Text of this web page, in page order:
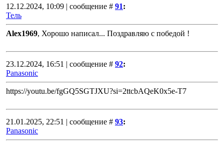
12.12.2024, 10:09 | сообщение # 91:
Тель
Alex1969, Хорошо написал... Поздравляю с победой !
23.12.2024, 16:51 | сообщение # 92:
Panasonic
https://youtu.be/fgGQ5SGTJXU?si=2ttcbAQeK0x5e-T7
21.01.2025, 22:51 | сообщение # 93:
Panasonic